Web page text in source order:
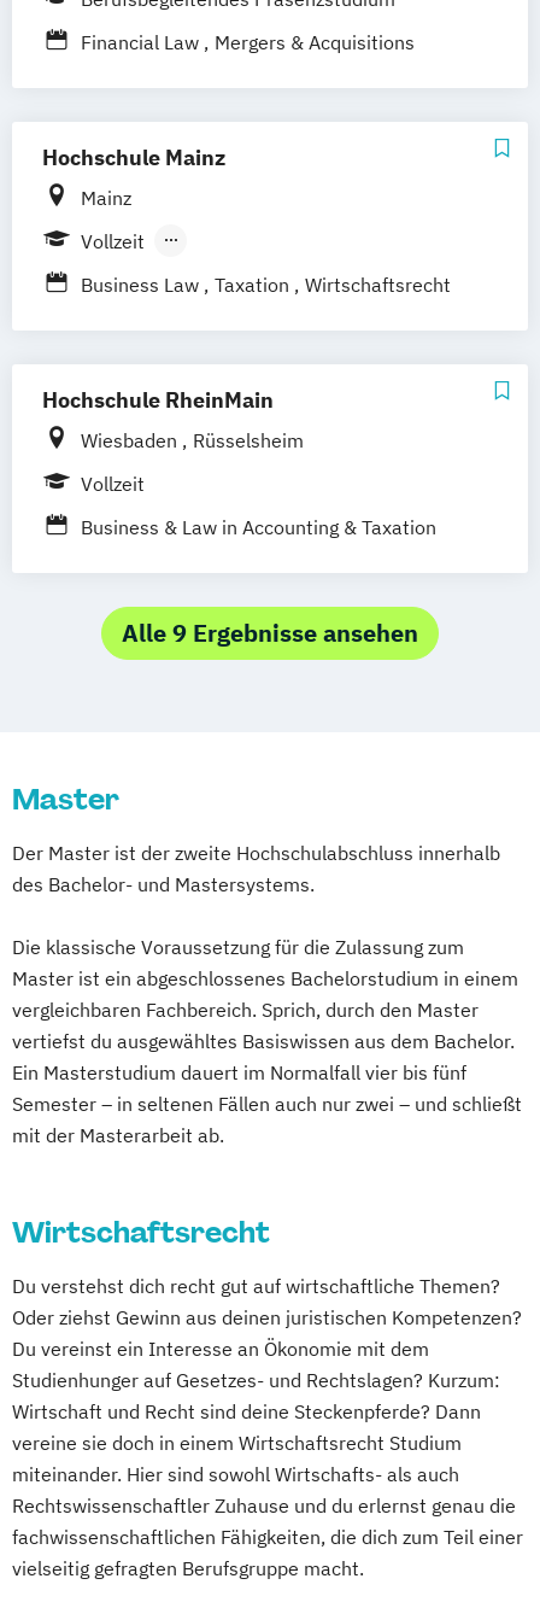
Financial Law
Mergers & Acquisitions
Hochschule Mainz
Mainz
Vollzeit
Berufsbegleitendes Präsenzstudium
Business Law Taxation Wirtschaftsrecht
Hochschule RheinMain
Wiesbaden
Rüsselsheim
Vollzeit
Business & Law in Accounting & Taxation
Alle 9 Ergebnisse ansehen
Master
Der Master ist der zweite Hochschulabschluss innerhalb
des Bachelor- und Mastersystems.
Die klassische Voraussetzung für die Zulassung zum
Master ist ein abgeschlossenes Bachelorstudium in einem
vergleichbaren Fachbereich. Sprich, durch den Master
vertiefst du ausgewähltes Basiswissen aus dem Bachelor.
Ein Masterstudium dauert im Normalfall vier bis fünf
Semester – in seltenen Fällen auch nur zwei – und schließt
mit der Masterarbeit ab.
Wirtschaftsrecht
Du verstehst dich recht gut auf wirtschaftliche Themen?
Oder ziehst Gewinn aus deinen juristischen Kompetenzen?
Du vereinst ein Interesse an Ökonomie mit dem
Studienhunger auf Gesetzes- und Rechtslagen? Kurzum:
Wirtschaft und Recht sind deine Steckenpferde? Dann
vereine sie doch in einem Wirtschaftsrecht Studium
miteinander. Hier sind sowohl Wirtschafts- als auch
Rechtswissenschaftler Zuhause und du erlernst genau die
fachwissenschaftlichen Fähigkeiten, die dich zum Teil einer
vielseitig gefragten Berufsgruppe macht.